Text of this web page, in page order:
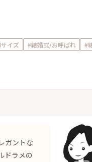
イズ #結婚式/お呼ばれ #
ガントな
ドラメの